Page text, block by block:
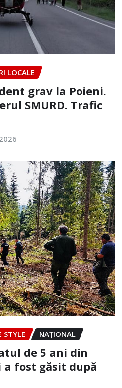
LOCALE
grav la Poieni.
SMURD. Trafic
STYLE NAŢIONAL
de 5 ani din
a fost găsit după